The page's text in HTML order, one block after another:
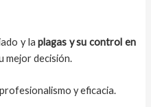
y la plagas y su control en
mejor decisión.
y eficacia.